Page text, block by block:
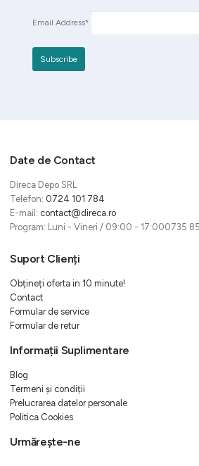
Email Address*
Date de Contact
Direca Depo SRL
Telefon: 0724 101 784
E-mail: contact@direca.ro
Program: Luni - Vineri / 09:00 - 17:000735
Suport Clienți
Obțineți oferta in 10 minute!
Contact
Formular de service
Formular de retur
Informații Suplimentare
Blog
Termeni și condiții
Prelucrarea datelor personale
Politica Cookies
Urmărește-ne